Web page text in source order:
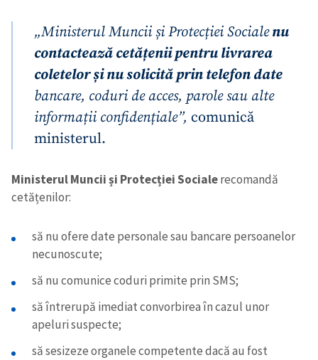
„Ministerul Muncii și Protecției Socialenu
contactează cetățenii pentru livrarea
coletelor și nu solicită prin telefon date
bancare, coduri de acces, parole sau alte
informații confidențiale”, comunică
ministerul.
Ministerul Muncii și Protecției Socialerecomandă
cetățenilor:
să nu ofere date personale sau bancare persoanelor
necunoscute;
să nu comunice coduri primite prin SMS;
să întrerupă imediat convorbirea în cazul unor
apeluri suspecte;
să sesizeze organele competente dacă au fost